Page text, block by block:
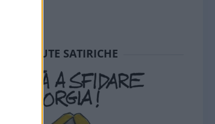
SEDUTE SATIRICHE